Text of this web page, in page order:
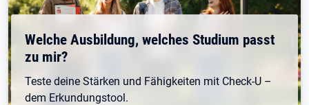
Welche Ausbildung, welches Studium passt
zu mir?
Teste deine Stärken und Fähigkeiten mit Check-U –
dem Erkundungstool.